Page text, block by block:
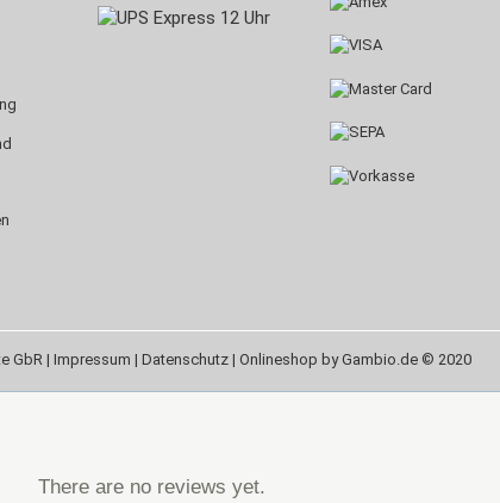
GbR | Impressum | Datenschutz| Onlineshop by Gambio.de © 2020
There are no reviews yet.